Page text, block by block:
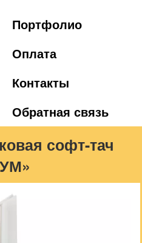
Портфолио
Оплата
Контакты
Обратная связь
софт-тач